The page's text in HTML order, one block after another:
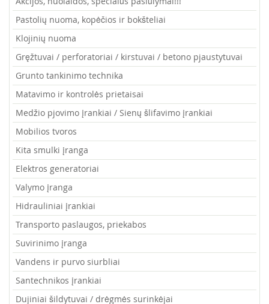
Pastolių nuoma, kopėčios ir bokšteliai
Klojinių nuoma
Gręžtuvai / perforatoriai / kirstuvai / betono pjaustytuvai
Grunto tankinimo technika
Matavimo ir kontrolės prietaisai
Medžio pjovimo įrankiai / Sienų šlifavimo įrankiai
Mobilios tvoros
Kita smulki įranga
Elektros generatoriai
Valymo įranga
Hidrauliniai įrankiai
Transporto paslaugos, priekabos
Suvirinimo įranga
Vandens ir purvo siurbliai
Santechnikos įrankiai
Dujiniai šildytuvai / drėgmės surinkėjai